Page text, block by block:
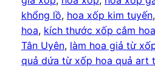
khổng lồ, hoa xốp kim tuyến,
hoa, kích thước xốp cắm hoa
Tân Uyên, làm hoa giả từ
quả dứa từ xốp hoa quả art